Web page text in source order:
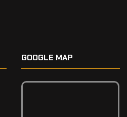
GOOGLE MAP